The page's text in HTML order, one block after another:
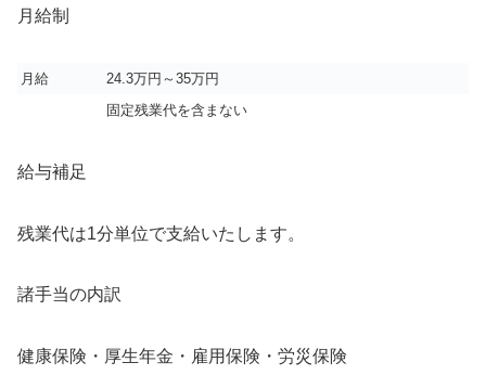
月給制
月給
24.3万円～35万円
固定残業代を含まない
給与補足
残業代は1分単位で支給いたします。
諸手当の内訳
健康保険・厚生年金・雇用保険・労災保険